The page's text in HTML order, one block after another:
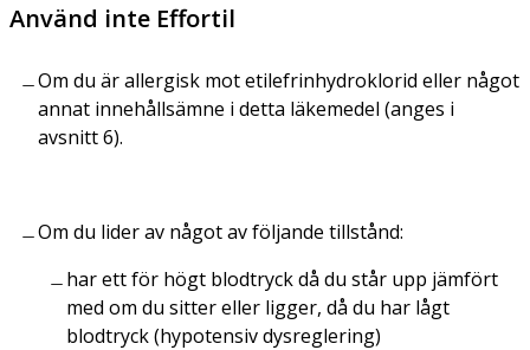
Använd inte Effortil
Om du är allergisk mot etilefrinhydroklorid eller något
annat innehållsämne i detta läkemedel (anges i
avsnitt 6).
Om du lider av något av följande tillstånd:
har ett för högt blodtryck då du står upp jämfört
med om du sitter eller ligger, då du har lågt
blodtryck (hypotensiv dysreglering)